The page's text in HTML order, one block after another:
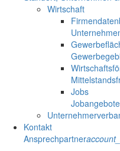
Wirtschaft
Jobs
Kontakt
Ansprechpartner